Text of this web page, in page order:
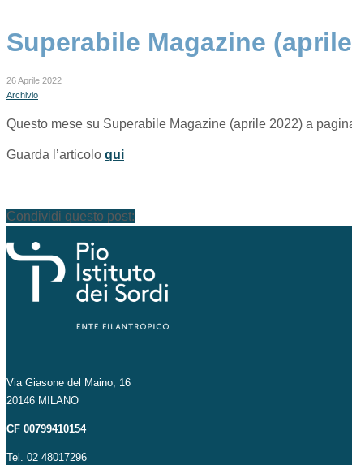
Superabile Magazine
26 Aprile 2022
Archivio
Questo mese su Superabile Magazine (aprile 2022) a
Guarda l’articolo qui
Condividi questo post:
Via Giasone del Maino, 16
20146 MILANO
CF 00799410154
Tel. 02 48017296